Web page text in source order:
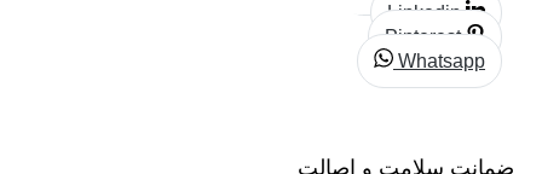
Linkedin
Pinterest
Whatsapp
ضمانت سلامت و اصالت